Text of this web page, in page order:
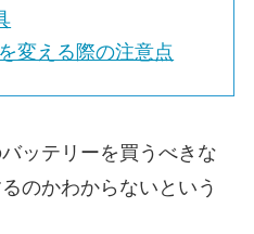
変える際の注意点
ッテリーを買うべきな
のかわからないという